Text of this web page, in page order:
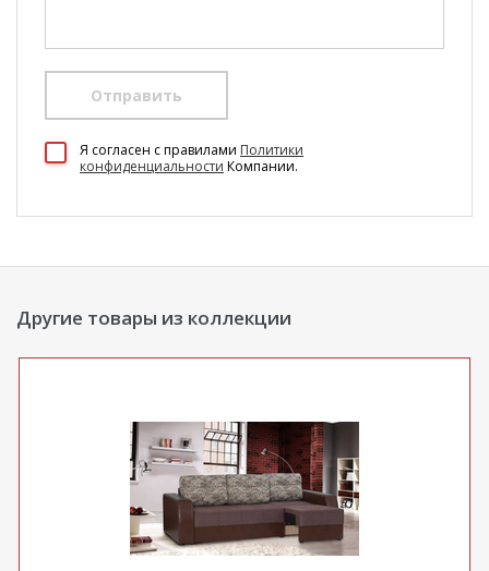
Отправить
Я согласен c правилами Политики
конфиденциальности Компании.
Другие товары из коллекции